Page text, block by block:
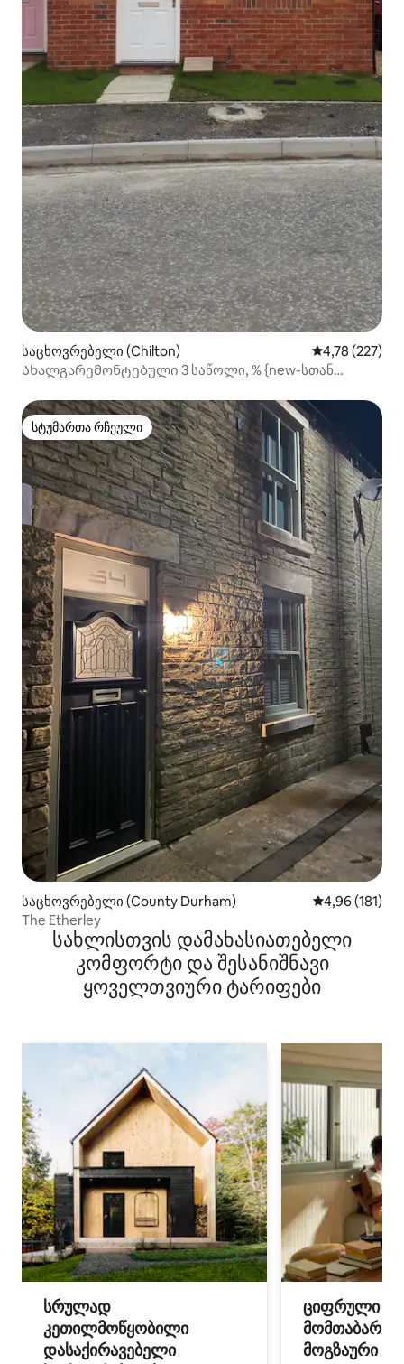
საცხოვრებელი (Chilton) საშუალო
4,78 (227)
Ახალგარემონტებული 3 საწოლი, % {new-სთან
სტუმართა რჩეული
სტუმართა რჩეული
საცხოვრებელი (County Durham) საშუალო
4,96 (181)
The Etherley
სახლისთვის დამახასიათებელი
კომფორტი და შესანიშნავი
ყოველთვიური ტარიფები
სრულად
კეთილმოწყობილი
დასაქირავებელი
ციფრული
მოგზაური